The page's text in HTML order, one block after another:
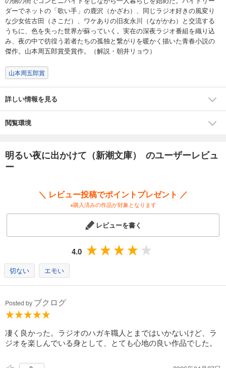
ダーでネットの「歌い手」の鹿沢（かざわ）、同じラジオ好きの風変り
な少女佐古田（さこだ）、ワケありの旧友永川（ながかわ）と交流する
うちに、色を失った世界が蘇っていく。実在の深夜ラジオ番組を織り込
み、夜の中で彷徨う若者たちの孤独と繋がりを暖かく描いた青春小説の
傑作。山本周五郎賞受賞作。（解説・朝井リョウ）
山本周五郎賞
詳しい情報を見る
閲覧環境
明るい夜に出かけて（新潮文庫） のユーザーレビュ
ー
＼ レビュー投稿でポイントプレゼント ／
※購入済みの作品が対象となります
レビューを書く
4.0
切ない エモい
Posted by ブクログ
凄く良かった。ラジオのハガキ職人とまではいかないけど、ラ
ジオを楽しんでいる身として、とても心地の良い作品でした。